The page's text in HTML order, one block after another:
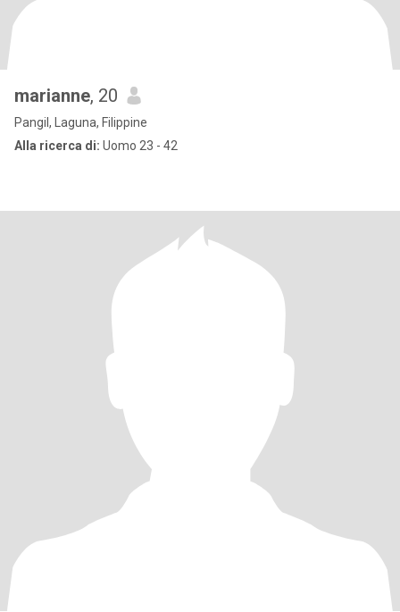
marianne, 20
Pangil, Laguna, Filippine
Alla ricerca di: Uomo 23 - 42